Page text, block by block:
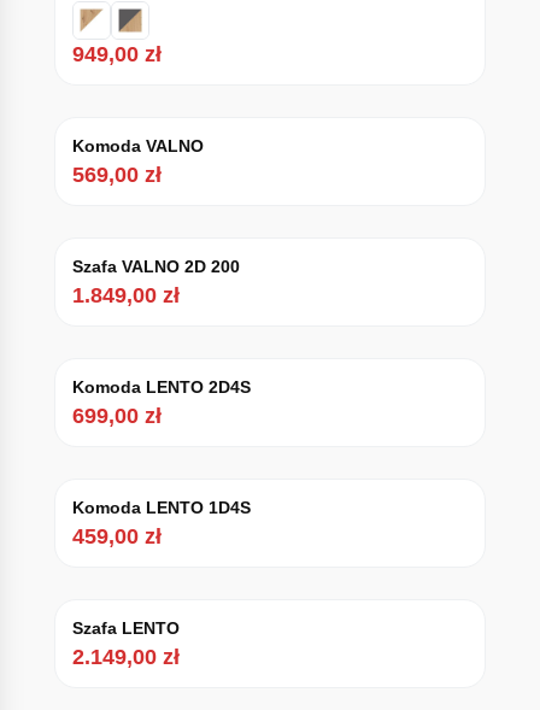
949,00 zł
Komoda VALNO
569,00 zł
Szafa VALNO 2D 200
1.849,00 zł
Komoda LENTO 2D4S
699,00 zł
Komoda LENTO 1D4S
459,00 zł
Szafa LENTO
2.149,00 zł